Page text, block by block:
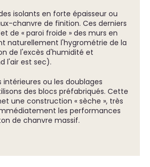
isolants en forte épaisseur ou
chanvre de finition. Ces derniers
de « paroi froide » des murs en
naturellement l'hygrométrie de la
de l'excès d'humidité et
l'air est sec).
intérieures ou les doublages
des blocs préfabriqués. Cette
une construction « sèche », très
les performances
de chanvre massif.